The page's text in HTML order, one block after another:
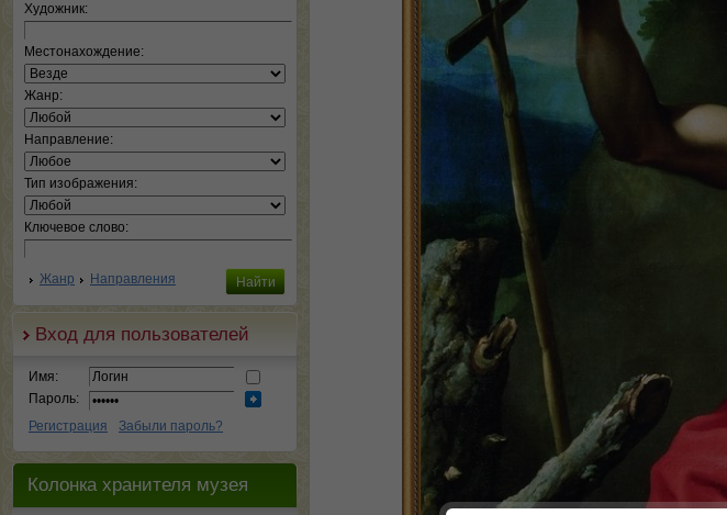
Художник:
Местонахождение:
Жанр:
Направление:
Тип изображения:
Ключевое слово:
Жанр Направления
Вход для пользователей
Имя:
Пароль:
Регистрация
Забыли пароль?
Колонка хранителя музея